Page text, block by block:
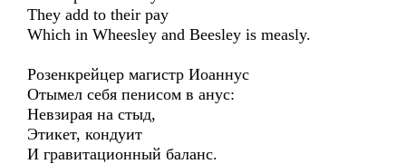
They add to their pay
Which in Wheesley and Beesley is measly.
Розенкрейцер магистр Иоаннус
Отымел себя пенисом в анус:
Невзирая на стыд,
Этикет, кондуит
И гравитационный баланс.